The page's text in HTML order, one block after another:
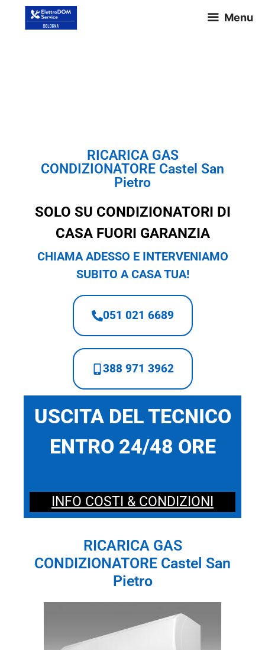
Menu
RICARICA GAS
CONDIZIONATORE Castel San
Pietro
SOLO SU CONDIZIONATORI DI
CASA FUORI GARANZIA
CHIAMA ADESSO E INTERVENIAMO
SUBITO A CASA TUA!
051 021 6689
388 971 3962
USCITA DEL TECNICO
ENTRO 24/48 ORE
INFO COSTI & CONDIZIONI
RICARICA GAS
CONDIZIONATORE Castel San
Pietro